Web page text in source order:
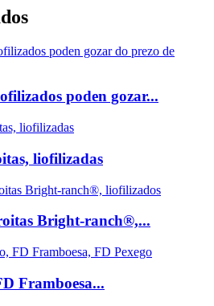
poden gozar...
liofilizadas
Bright-ranch®,...
Framboesa...